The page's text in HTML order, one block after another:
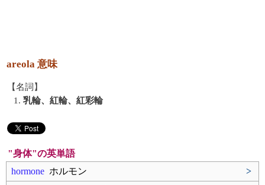
areola 意味
【名詞】
1. 乳輪、紅輪、紅彩輪
"身体"の英単語
hormone ホルモン
>